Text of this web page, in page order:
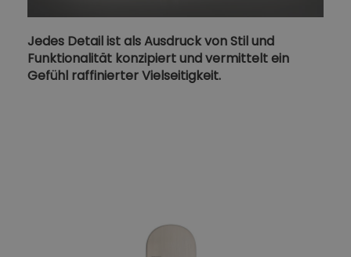
Jedes Detail ist als Ausdruck von Stil und
Funktionalität konzipiert und vermittelt ein
Gefühl raffinierter Vielseitigkeit.